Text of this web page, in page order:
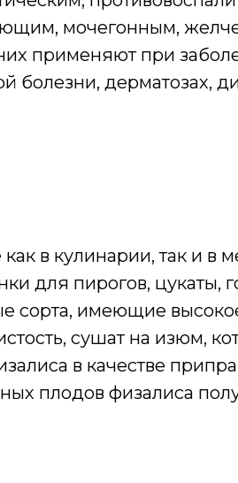
мочегонным,
применяют при
болезни, дерматозах,
в кулинарии, так и в
для пирогов, цукаты,
сорта, имеющие
сушат на изюм,
в качестве
плодов физалиса